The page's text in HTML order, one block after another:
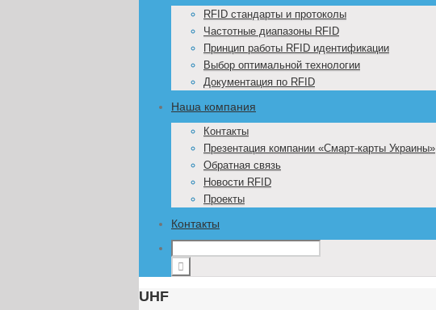
RFID стандарты и протоколы
Частотные диапазоны RFID
Принцип работы RFID идентификации
Выбор оптимальной технологии
Документация по RFID
Наша компания
Контакты
Презентация компании «Смарт-карты Украины»
Обратная связь
Новости RFID
Проекты
Контакты
UHF